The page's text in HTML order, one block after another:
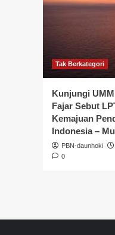
Tak Berkategori
Kunjungi
Fajar Sebut
Kemajuan
Indonesia –
PBN-daunhoki
0